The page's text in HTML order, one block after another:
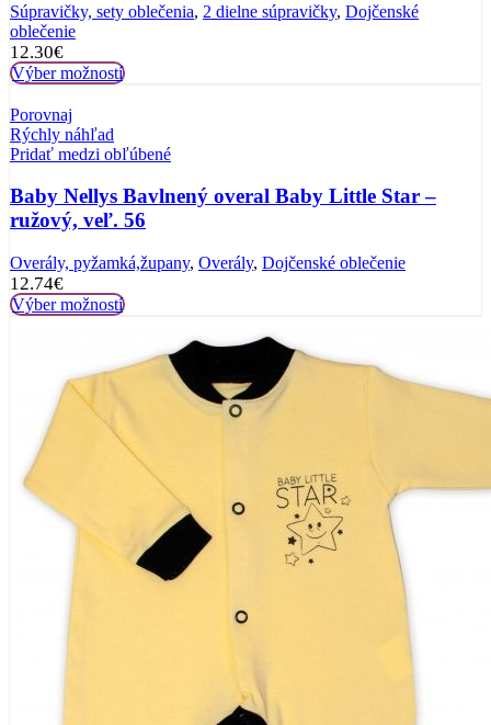
Súpravičky, sety oblečenia, 2 dielne súpravičky, Dojčenské
oblečenie
12.30€
Výber možností
Porovnaj
Rýchly náhľad
Pridať medzi obľúbené
Baby Nellys Bavlnený overal Baby Little Star –
ružový, veľ. 56
Overály, pyžamká,župany, Overály, Dojčenské oblečenie
12.74€
Výber možností